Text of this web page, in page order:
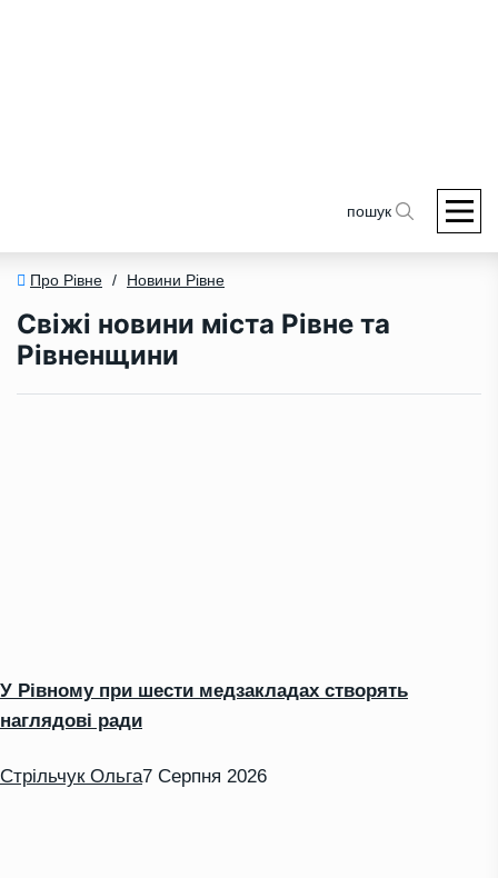
пошук
Про Рівне / Новини Рівне
Свіжі новини міста Рівне та
Рівненщини
У Рівному при шести медзакладах створять
наглядові ради
Стрільчук Ольга7 Серпня 2026